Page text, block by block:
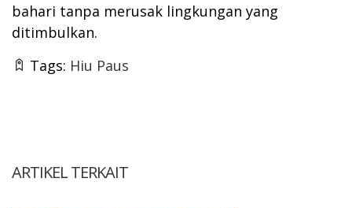
bahari tanpa merusak lingkungan yang
ditimbulkan.
Tags: Hiu Paus
ARTIKEL TERKAIT